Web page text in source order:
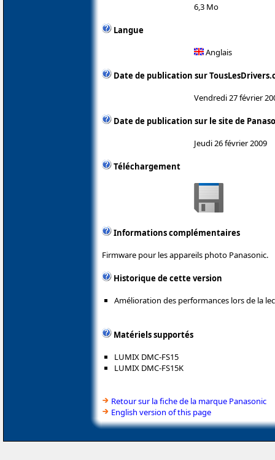
6,3 Mo
Langue
Anglais
Date de publication sur
Vendredi 27 février
Date de publication sur le site de
Jeudi 26 février 2009
Téléchargement
Informations complémentaires
Firmware pour les appareils photo Panasonic.
Historique de cette version
Amélioration des performances lors de la
Matériels supportés
LUMIX DMC-FS15
LUMIX DMC-FS15K
Retour sur la fiche de la marque Panasonic
English version of this page